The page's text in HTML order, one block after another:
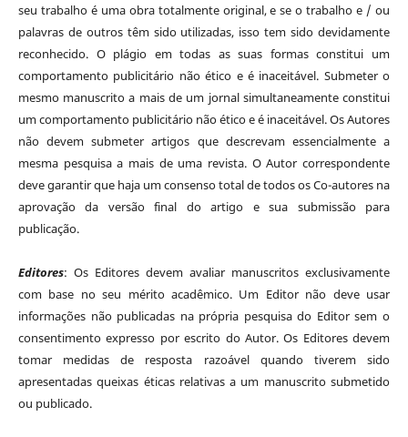
seu trabalho é uma obra totalmente original, e se o trabalho e / ou
palavras de outros têm sido utilizadas, isso tem sido devidamente
reconhecido. O plágio em todas as suas formas constitui um
comportamento publicitário não ético e é inaceitável. Submeter o
mesmo manuscrito a mais de um jornal simultaneamente constitui
um comportamento publicitário não ético e é inaceitável. Os Autores
não devem submeter artigos que descrevam essencialmente a
mesma pesquisa a mais de uma revista. O Autor correspondente
deve garantir que haja um consenso total de todos os Co-autores na
aprovação da versão final do artigo e sua submissão para
publicação.
Editores: Os Editores devem avaliar manuscritos exclusivamente
com base no seu mérito acadêmico. Um Editor não deve usar
informações não publicadas na própria pesquisa do Editor sem o
consentimento expresso por escrito do Autor. Os Editores devem
tomar medidas de resposta razoável quando tiverem sido
apresentadas queixas éticas relativas a um manuscrito submetido
ou publicado.